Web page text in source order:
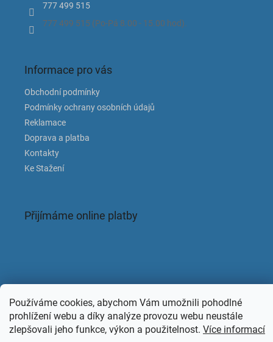
Používáme cookies, abychom Vám umožnili pohodlné
prohlížení webu a díky analýze provozu webu neustále
zlepšovali jeho funkce, výkon a použitelnost. Více informací
777 499 515
777 499 515 (Po-Pá 8.00 - 15.00 hod).
Informace pro vás
Obchodní podmínky
Podmínky ochrany osobních údajů
Reklamace
Doprava a platba
Kontakty
Ke Stažení
Přijímáme online platby